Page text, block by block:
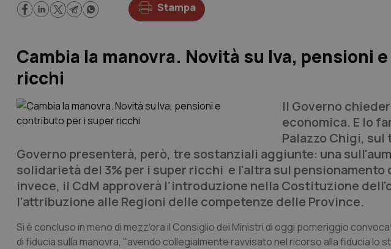
Stampa
Cambia la manovra. Novità su Iva, pensioni
ricchi
Il Governo
economica. E lo
Palazzo Chigi,
Governo presenterà, però, tre sostanziali aggiunte: una
solidarietà del 3% per i super ricchi e l'altra sul pensionamento
invece, il CdM approverà l’introduzione nella Costituzione
l’attribuzione alle Regioni delle competenze delle Province.
Si è concluso in meno di mezz'ora il Consiglio dei Ministri di oggi pomeriggio
di fiducia sulla manovra, "avendo collegialmente ravvisato nel ricorso alla fiducia